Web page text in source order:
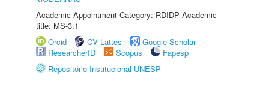
Academic Appointment Category: RDIDP Academic
title: MS-3.1
Orcid
CV Lattes
Google Scholar
ResearcherID
Scopus
Fapesp
Repositório Institucional UNESP